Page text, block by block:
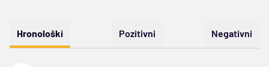
Hronološki Pozitivni Negativni